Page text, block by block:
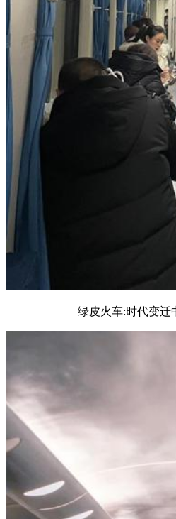
绿皮火车:时代变迁